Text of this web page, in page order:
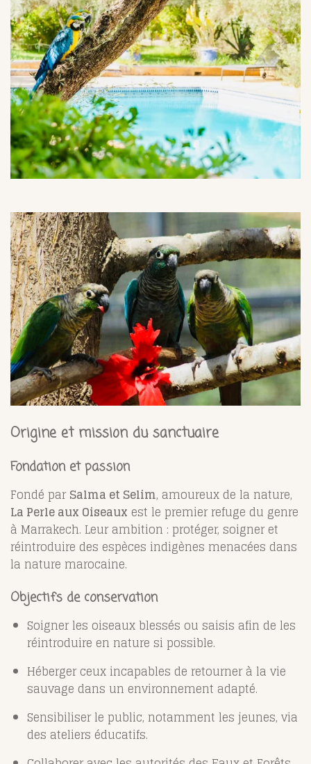
Origine et mission du sanctuaire
Fondation et passion
Fondé parSalma et Selim, amoureux de la nature,
La Perle aux Oiseaux est le premier refuge du genre
à Marrakech. Leur ambition : protéger, soigner et
réintroduire des espèces indigènes menacées dans
la nature marocaine.
Objectifs de conservation
Soigner les oiseaux blessés ou saisis afin de les
réintroduire en nature si possible.
Héberger ceux incapables de retourner à la vie
sauvage dans un environnement adapté.
Sensibiliser le public, notamment les jeunes, via
des ateliers éducatifs.